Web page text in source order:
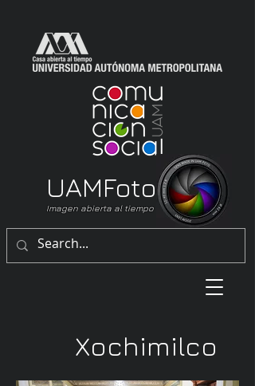
Imagen abierta al tiempo
UAMFoto
Xochimilco